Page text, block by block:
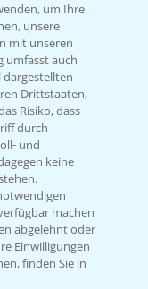
mit
um Ihre
unsere
mit unseren
umfasst auch
Drittstaaten,
Risiko, dass
durch
und
keine
machen
abgelehnt oder
Einwilligungen
finden Sie in